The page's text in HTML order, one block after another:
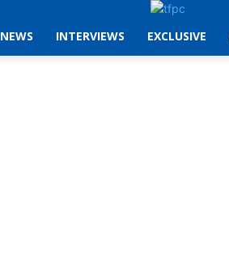
NEWS INTERVIEWS EXCLUSIVE